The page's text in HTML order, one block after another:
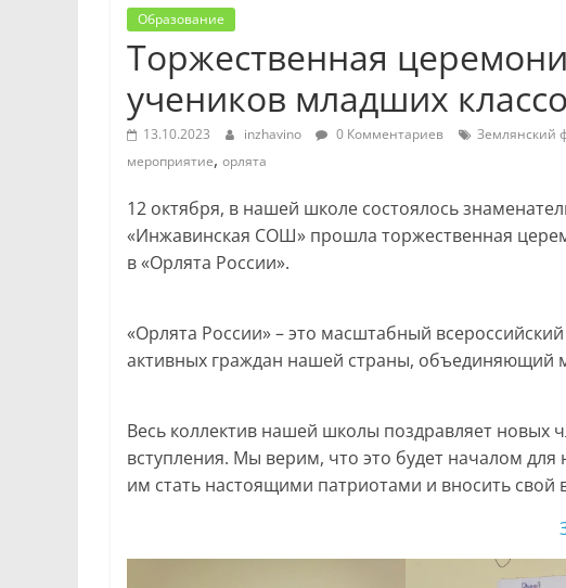
Образование
Торжественная
учеников младших
13.10.2023 inzhavino 0 Комментариев Землянский
мероприятие, орлята
12 октября, в нашей школе состоялось
«Инжавинская СОШ» прошла торжественная
в «Орлята России».
«Орлята России» – это масштабный
активных граждан нашей страны, объединяющий
Весь коллектив нашей школы поздравляет новых
вступления. Мы верим, что это будет началом
им стать настоящими патриотами и вносить свой